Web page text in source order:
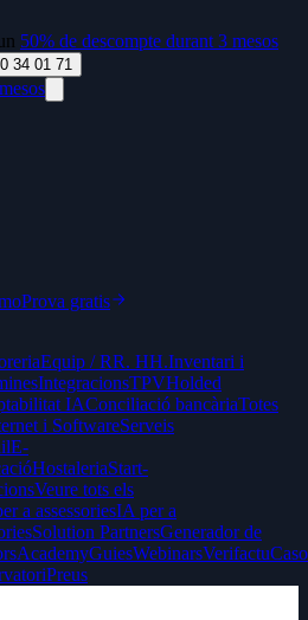
50% de descompte durant 3 mesos
34 01 71
Prova gratis
Equip / RR. HH.Inventari i
IntegracionsTPVHolded
IAConciliació bancàriaTotes
i SoftwareServeis
E-
HostaleriaStart-
Veure tots els
a assessoriesIA per a
Solution PartnersGenerador de
AcademyGuiesWebinarsVerifactu
Preus